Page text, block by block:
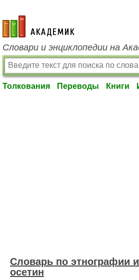
academic.ru
Словари и энциклопедии на
Толкования Переводы Книги
Словарь по этнографии
осетин